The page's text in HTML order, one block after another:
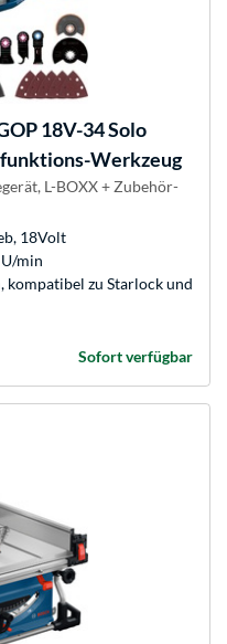
18V-34 Solo
Werkzeug
L-BOXX + Zubehör-
18Volt
min
kompatibel zu Starlock und
Sofort verfügbar